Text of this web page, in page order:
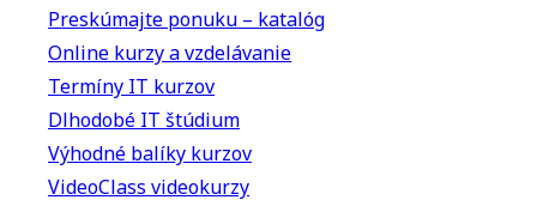
Preskúmajte ponuku – katalóg
Online kurzy a vzdelávanie
Termíny IT kurzov
Dlhodobé IT štúdium
Výhodné balíky kurzov
VideoClass videokurzy